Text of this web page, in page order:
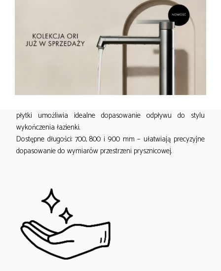
Odpływ EMPORIA ECO DRAIN to minimalistyczny odpływ
płytki umożliwia idealne dopasowanie odpływu do stylu
wykończenia łazienki.
Dostępne długości: 700, 800 i 900 mm – ułatwiają precyzyjne
dopasowanie do wymiarów przestrzeni prysznicowej.